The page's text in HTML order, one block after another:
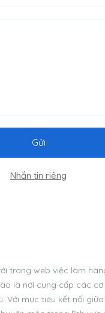
Gửi
Nhắn tin riêng
trang web việc làm
là nơi cung cấp các cơ
Với mục tiêu kết nối